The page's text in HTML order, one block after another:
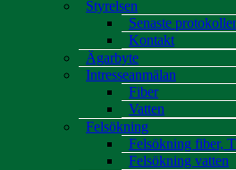
Styrelsen
Senaste
Kontakt
Ägarbyte
Intresseanmälan
Fiber
Vatten
Felsökning
Felsökning fiber,
Felsökning vatten